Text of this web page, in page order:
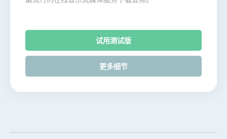
试用测试版
更多细节